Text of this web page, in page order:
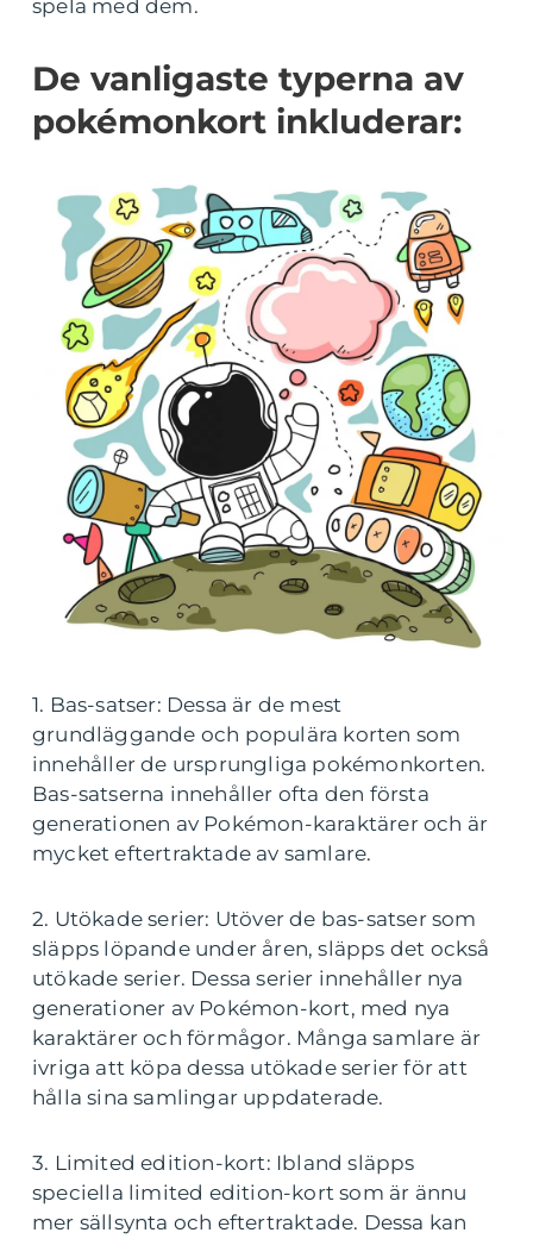
spela med dem.
De vanligaste typerna av
pokémonkort inkluderar:
1. Bas-satser: Dessa är de mest
grundläggande och populära korten som
innehåller de ursprungliga pokémonkorten.
Bas-satserna innehåller ofta den första
generationen av Pokémon-karaktärer och är
mycket eftertraktade av samlare.
2. Utökade serier: Utöver de bas-satser som
släpps löpande under åren, släpps det också
utökade serier. Dessa serier innehåller nya
generationer av Pokémon-kort, med nya
karaktärer och förmågor. Många samlare är
ivriga att köpa dessa utökade serier för att
hålla sina samlingar uppdaterade.
3. Limited edition-kort: Ibland släpps
speciella limited edition-kort som är ännu
mer sällsynta och eftertraktade. Dessa kan